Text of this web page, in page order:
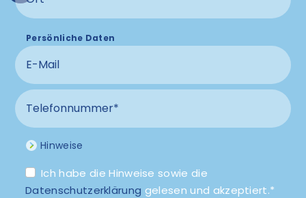
Persönliche Daten
E-Mail
Telefonnummer
Hinweise
Ich habe die Hinweise sowie die
Datenschutzerklärung gelesen und akzeptiert.*